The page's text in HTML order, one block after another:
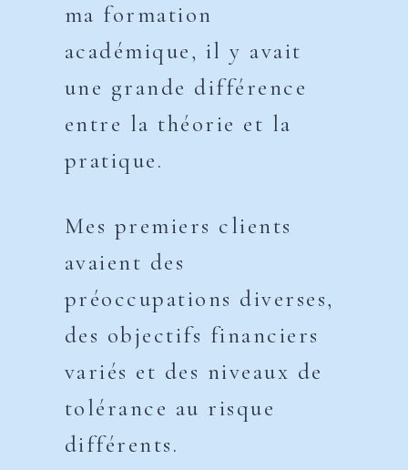
ma formation
académique, il y avait
une grande différence
entre la théorie et la
pratique.
Mes premiers clients
avaient des
préoccupations diverses,
des objectifs financiers
variés et des niveaux de
tolérance au risque
différents.